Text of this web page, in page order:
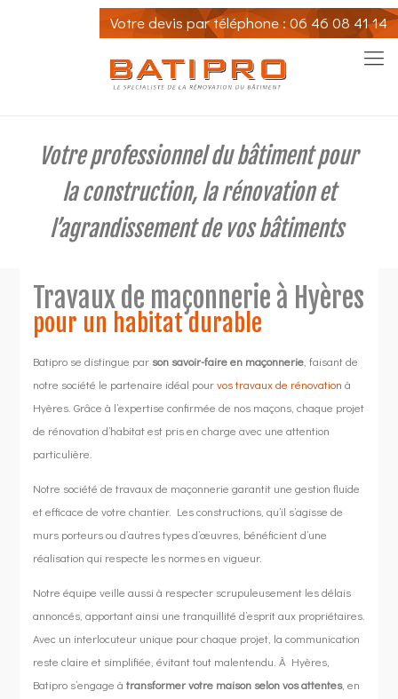
Votre devis partéléphone : 06 46 08 41 14
Votre professionnel du bâtiment pour
la construction, la rénovation et
l’agrandissement de vos bâtiments
Travaux de maçonnerie à Hyères
pour un habitat durable
Batipro se distingue par son savoir-faire en maçonnerie, faisant de
notre société le partenaire idéal pourvos travaux de rénovation à
Hyères. Grâce à l’expertise confirmée de nos maçons, chaque projet
de rénovation d’habitat est pris en charge avec une attention
particulière.
Notre société de travaux de maçonnerie garantit une gestion fluide
et efficace de votre chantier. Les constructions, qu’il s’agisse de
murs porteurs ou d’autres types d’œuvres, bénéficient d’une
réalisation qui respecte les normes en vigueur.
Notre équipe veille aussi à respecter scrupuleusement les délais
annoncés, apportant ainsi une tranquillité d’esprit aux propriétaires.
Avec un interlocuteur unique pour chaque projet, la communication
reste claire et simplifiée, évitant tout malentendu. À Hyères,
Batipro s’engage à transformer votre maison selon vos attentes, en